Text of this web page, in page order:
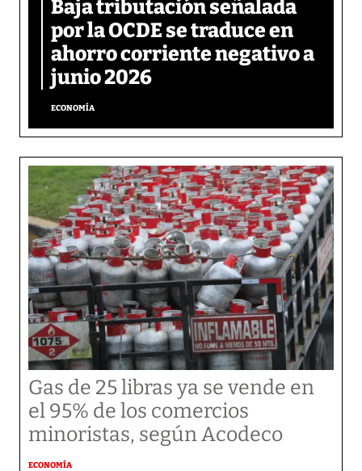
Baja tributación señalada
por la OCDE se traduce en
ahorro corriente negativo a
junio 2026
ECONOMÍA
Gas de 25 libras ya se vende en
el 95% de los comercios
minoristas, según Acodeco
ECONOMÍA